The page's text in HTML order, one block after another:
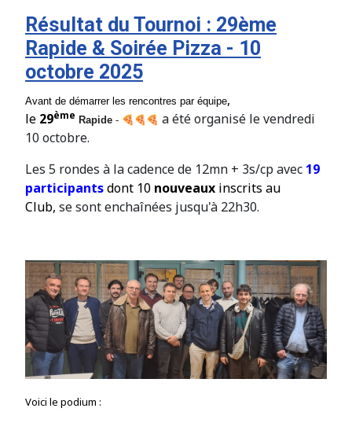
Résultat du Tournoi : 29ème
Rapide & Soirée Pizza - 10
octobre 2025
Avant de démarrer les rencontres par équipe,
le 29ème Rapide -
a été organisé le vendredi
10 octobre.
Les 5 rondes à la cadence de 12mn + 3s/cp avec 19
participantsdont 10 nouveaux inscrits au
Club, se sont enchaînées jusqu'à 22h30.
Voici le podium :